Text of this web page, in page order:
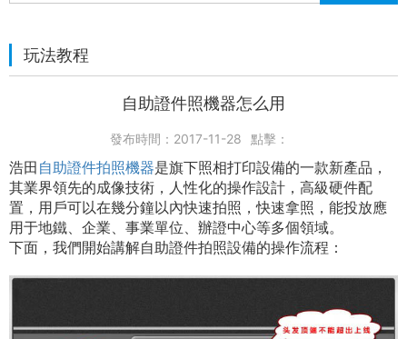
玩法教程
自助證件照機器怎么用
發布時間：2017-11-28 點擊：
浩田 自助證件拍照機器是旗下照相打印設備的一款新產品，
其業界領先的成像技術，人性化的操作設計，高級硬件配
置，用戶可以在幾分鐘以內快速拍照，快速拿照，能投放應
用于地鐵、企業、事業單位、辦證中心等多個領域。
下面，我們開始講解自助證件拍照設備的操作流程：